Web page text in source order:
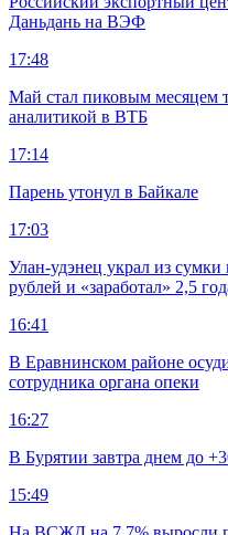
Даньдань на ВЭФ
17:48
Май стал пиковым месяцем
аналитикой в ВТБ
17:14
Парень утонул в Байкале
17:03
Улан-удэнец украл из
рублей и «заработал» 2,5
16:41
В Еравнинском районе
сотрудника органа опеки
16:27
В Бурятии завтра днем до
15:49